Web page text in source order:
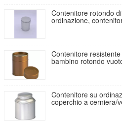
Contenitore rotondo
ordinazione,
Contenitore
bambino rotondo
Contenitore su
coperchio a cerniera/